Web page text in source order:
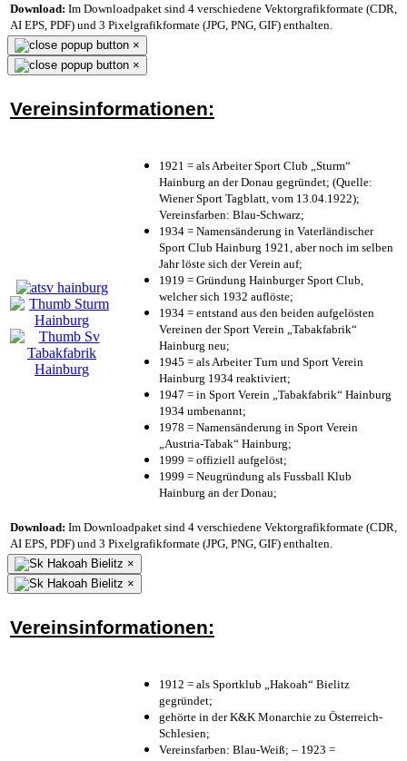
Download: Im Downloadpaket sind 4 verschiedene Vektorgrafikformate (CDR,
AI EPS, PDF) und 3 Pixelgrafikformate (JPG, PNG, GIF) enthalten.
×
×
Vereinsinformationen:
1921 = als Arbeiter Sport Club „Sturm“
Hainburg an der Donau gegründet; (Quelle:
Wiener Sport Tagblatt, vom 13.04.1922);
Vereinsfarben: Blau-Schwarz;
1934 = Namensänderung in Vaterländischer
Sport Club Hainburg 1921, aber noch im selben
Jahr löste sich der Verein auf;
1919 = Gründung Hainburger Sport Club,
welcher sich 1932 auflöste;
1934 = entstand aus den beiden aufgelösten
Vereinen der Sport Verein „Tabakfabrik“
Hainburg neu;
1945 = als Arbeiter Turn und Sport Verein
Hainburg 1934 reaktiviert;
1947 = in Sport Verein „Tabakfabrik“ Hainburg
1934 umbenannt;
1978 = Namensänderung in Sport Verein
„Austria-Tabak“ Hainburg;
1999 = offiziell aufgelöst;
1999 = Neugründung als Fussball Klub
Hainburg an der Donau;
Download: Im Downloadpaket sind 4 verschiedene Vektorgrafikformate (CDR,
AI EPS, PDF) und 3 Pixelgrafikformate (JPG, PNG, GIF) enthalten.
×
×
Vereinsinformationen:
1912 = als Sportklub „Hakoah“ Bielitz
gegründet;
gehörte in der K&K Monarchie zu Österreich-
Schlesien;
Vereinsfarben: Blau-Weiß; – 1923 =